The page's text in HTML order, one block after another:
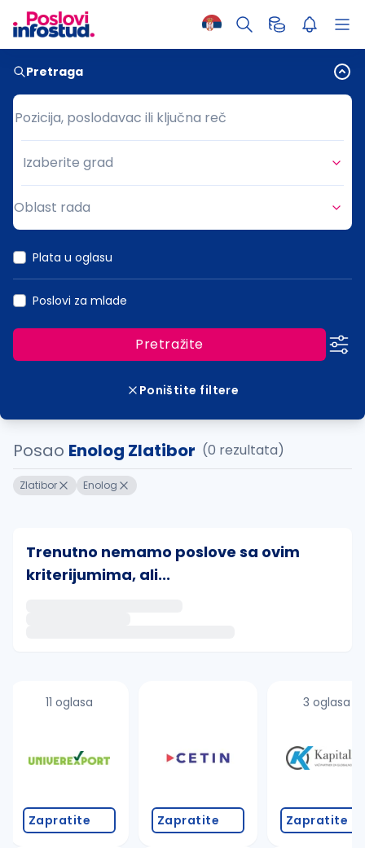
Pretraga
Pozicija, poslodavac ili ključna reč
Pozicija, poslodavac ili ključna reč
Grad
Izaberite grad
Oblast rada
Plata u oglasu
Poslovi za mlade
Pretražite
Poništite filtere
Posao Enolog Zlatibor (0 rezultata)
Zlatibor Enolog
Trenutno nemamo poslove sa ovim
kriterijumima, ali...
proverite pravopisne greške (koristite č, ć, š, đ,
promenite odabrane filtere pretrage
11 oglasa
Zapratite Zapratite
3 oglasa
Zapratite